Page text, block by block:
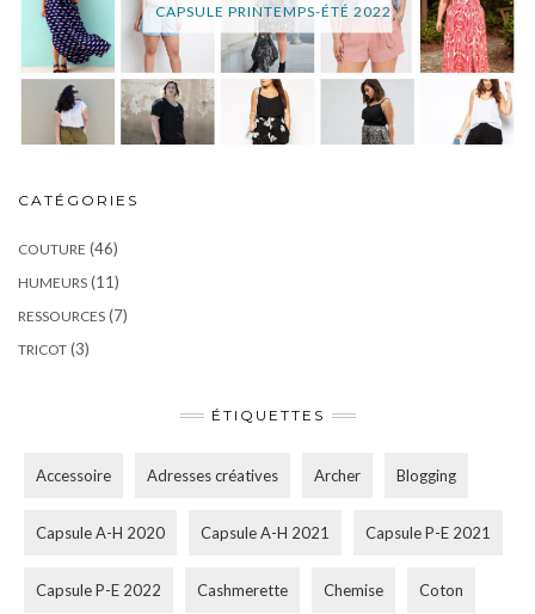
CAPSULE PRINTEMPS-ÉTÉ 2022
CATÉGORIES
COUTURE (46)
HUMEURS (11)
RESSOURCES (7)
TRICOT (3)
ÉTIQUETTES
Accessoire Adresses créatives Archer Blogging
Capsule A-H 2020 Capsule A-H 2021 Capsule P-E 2021
Capsule P-E 2022 Cashmerette Chemise Coton